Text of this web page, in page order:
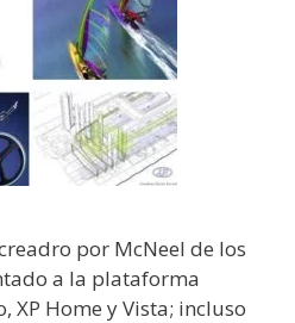
por McNeel de los
a la plataforma
XP Home y Vista; incluso